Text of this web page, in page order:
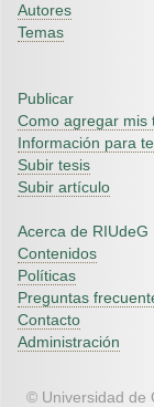
Autores
Temas
Publicar
Como agregar mis
Información para
Subir tesis
Subir artículo
Acerca de RIUdeG
Contenidos
Políticas
Preguntas
Contacto
Administración
© Universidad de